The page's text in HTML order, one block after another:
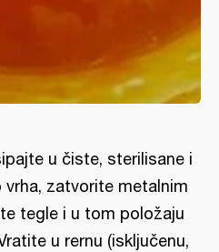
u čiste, sterilisane i
vrha, zatvorite metalnim
tegle i u tom položaju
u rernu (isključenu,